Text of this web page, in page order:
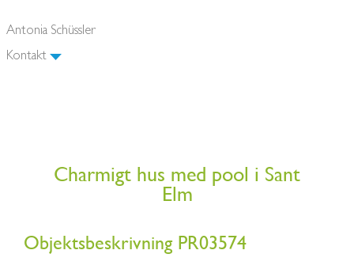
Antonia Schüssler
Kontakt
Charmigt hus med pool i Sant
Elm
Objektsbeskrivning PR03574